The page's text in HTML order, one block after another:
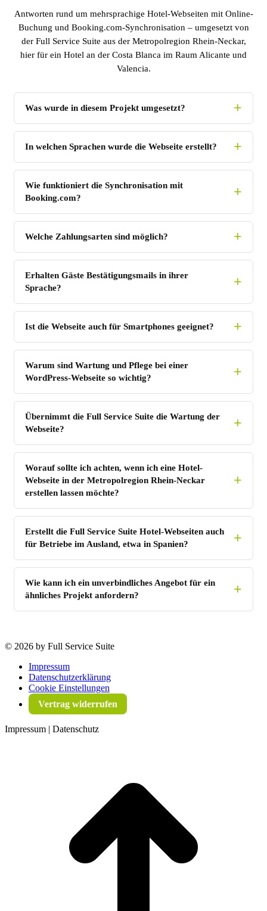
Antworten rund um mehrsprachige Hotel-Webseiten mit Online-
Buchung und Booking.com-Synchronisation – umgesetzt von
der Full Service Suite aus der Metropolregion Rhein-Neckar,
hier für ein Hotel an der Costa Blanca im Raum Alicante und
Valencia.
Was wurde in diesem Projekt umgesetzt?
In welchen Sprachen wurde die Webseite erstellt?
Wie funktioniert die Synchronisation mit
Booking.com?
Welche Zahlungsarten sind möglich?
Erhalten Gäste Bestätigungsmails in ihrer
Sprache?
Ist die Webseite auch für Smartphones geeignet?
Warum sind Wartung und Pflege bei einer
WordPress-Webseite so wichtig?
Übernimmt die Full Service Suite die Wartung der
Webseite?
Worauf sollte ich achten, wenn ich eine Hotel-
Webseite in der Metropolregion Rhein-Neckar
erstellen lassen möchte?
Erstellt die Full Service Suite Hotel-Webseiten auch
für Betriebe im Ausland, etwa in Spanien?
Wie kann ich ein unverbindliches Angebot für ein
ähnliches Projekt anfordern?
© 2026 by Full Service Suite
Impressum
Datenschutzerklärung
Cookie Einstellungen
Vertrag widerrufen
Impressum | Datenschutz